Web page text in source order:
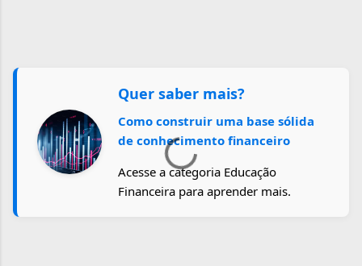
Quer saber mais?
Como construir uma base sólida
de conhecimento financeiro
Acesse a categoria Educação
Financeira para aprender mais.